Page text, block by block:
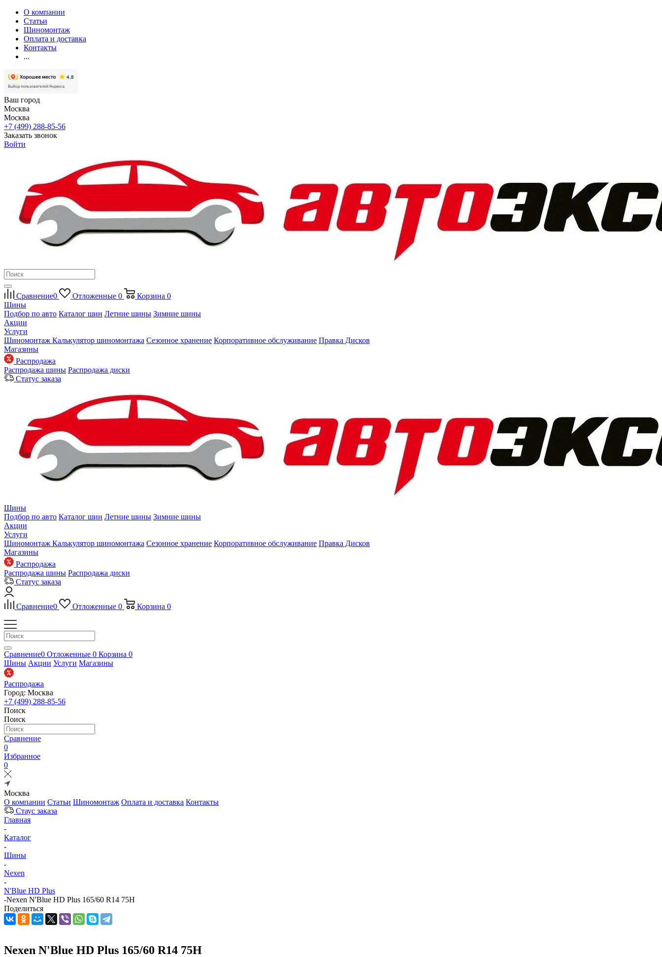
О компании
Статьи
Шиномонтаж
Оплата и доставка
Контакты
...
Ваш город
Москва
Москва
+7 (499) 288-85-56
Заказать звонок
Войти
Сравнение0 Отложенные 0 Корзина 0
Шины
Подбор по авто Каталог шин Летние шины Зимние шины
Акции
Услуги
Шиномонтаж Калькулятор шиномонтажа Сезонное хранение Корпоративное обслуживание Правка Дисков
Магазины
Распродажа
Распродажа шины Распродажа диски
Статус заказа
Шины
Подбор по авто Каталог шин Летние шины Зимние шины
Акции
Услуги
Шиномонтаж Калькулятор шиномонтажа Сезонное хранение Корпоративное обслуживание Правка Дисков
Магазины
Распродажа
Распродажа шины Распродажа диски
Статус заказа
Сравнение0 Отложенные 0 Корзина 0
Сравнение0 Отложенные 0 Корзина 0
Шины Акции Услуги Магазины
Распродажа
Город: Москва
+7 (499) 288-85-56
Поиск
Поиск
Сравнение
0
Избранное
0
Москва
О компании Статьи Шиномонтаж Оплата и доставка Контакты
Стаус заказа
Главная
-
Каталог
-
Шины
-
Nexen
-
N'Blue HD Plus
-Nexen N'Blue HD Plus 165/60 R14 75H
Поделиться
Nexen N'Blue HD Plus 165/60 R14 75H